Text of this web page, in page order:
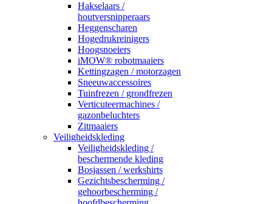
Hakselaars /
houtversnipperaars
Heggenscharen
Hogedrukreinigers
Hoogsnoeiers
iMOW® robotmaaiers
Kettingzagen / motorzagen
Sneeuwaccessoires
Tuinfrezen / grondfrezen
Verticuteermachines /
gazonbeluchters
Zitmaaiers
Veiligheidskleding
Veiligheidskleding /
beschermende kleding
Bosjassen / werkshirts
Gezichtsbescherming /
gehoorbescherming /